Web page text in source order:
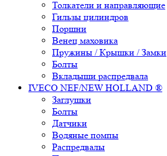
Толкатели и направляющие
Гильзы цилиндров
Поршни
Венец маховика
Пружины / Крышки / Замки
Болты
Вкладыши распредвала
IVECO NEF/NEW HOLLAND ®
Заглушки
Болты
Датчики
Водяные помпы
Распредвалы